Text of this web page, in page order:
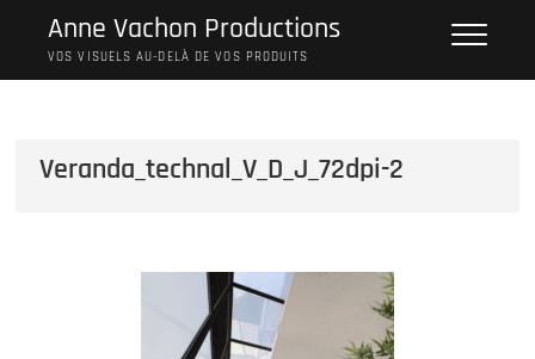
content
Anne Vachon Productions
VOS VISUELS AU-DELÀ DE VOS PRODUITS
Veranda_technal_V_D_J_72dpi-2